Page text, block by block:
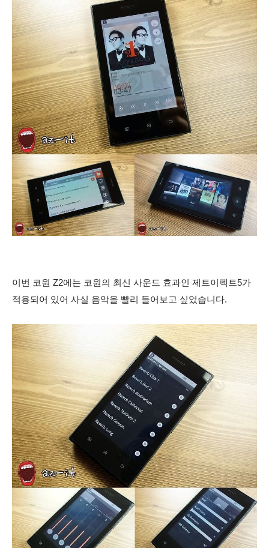
이번 코원 Z2에는 코원의 최신 사운드 효과인 제트이펙트5가
적용되어 있어 사실 음악을 빨리 들어보고 싶었습니다.